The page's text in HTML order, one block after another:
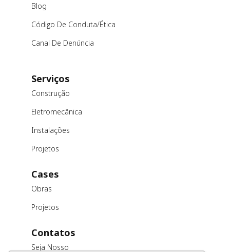
Blog
Código De Conduta/ética
Canal De Denúncia
Serviços
Construção
Eletromecânica
Instalações
Projetos
Cases
Obras
Projetos
Contatos
Seja Nosso